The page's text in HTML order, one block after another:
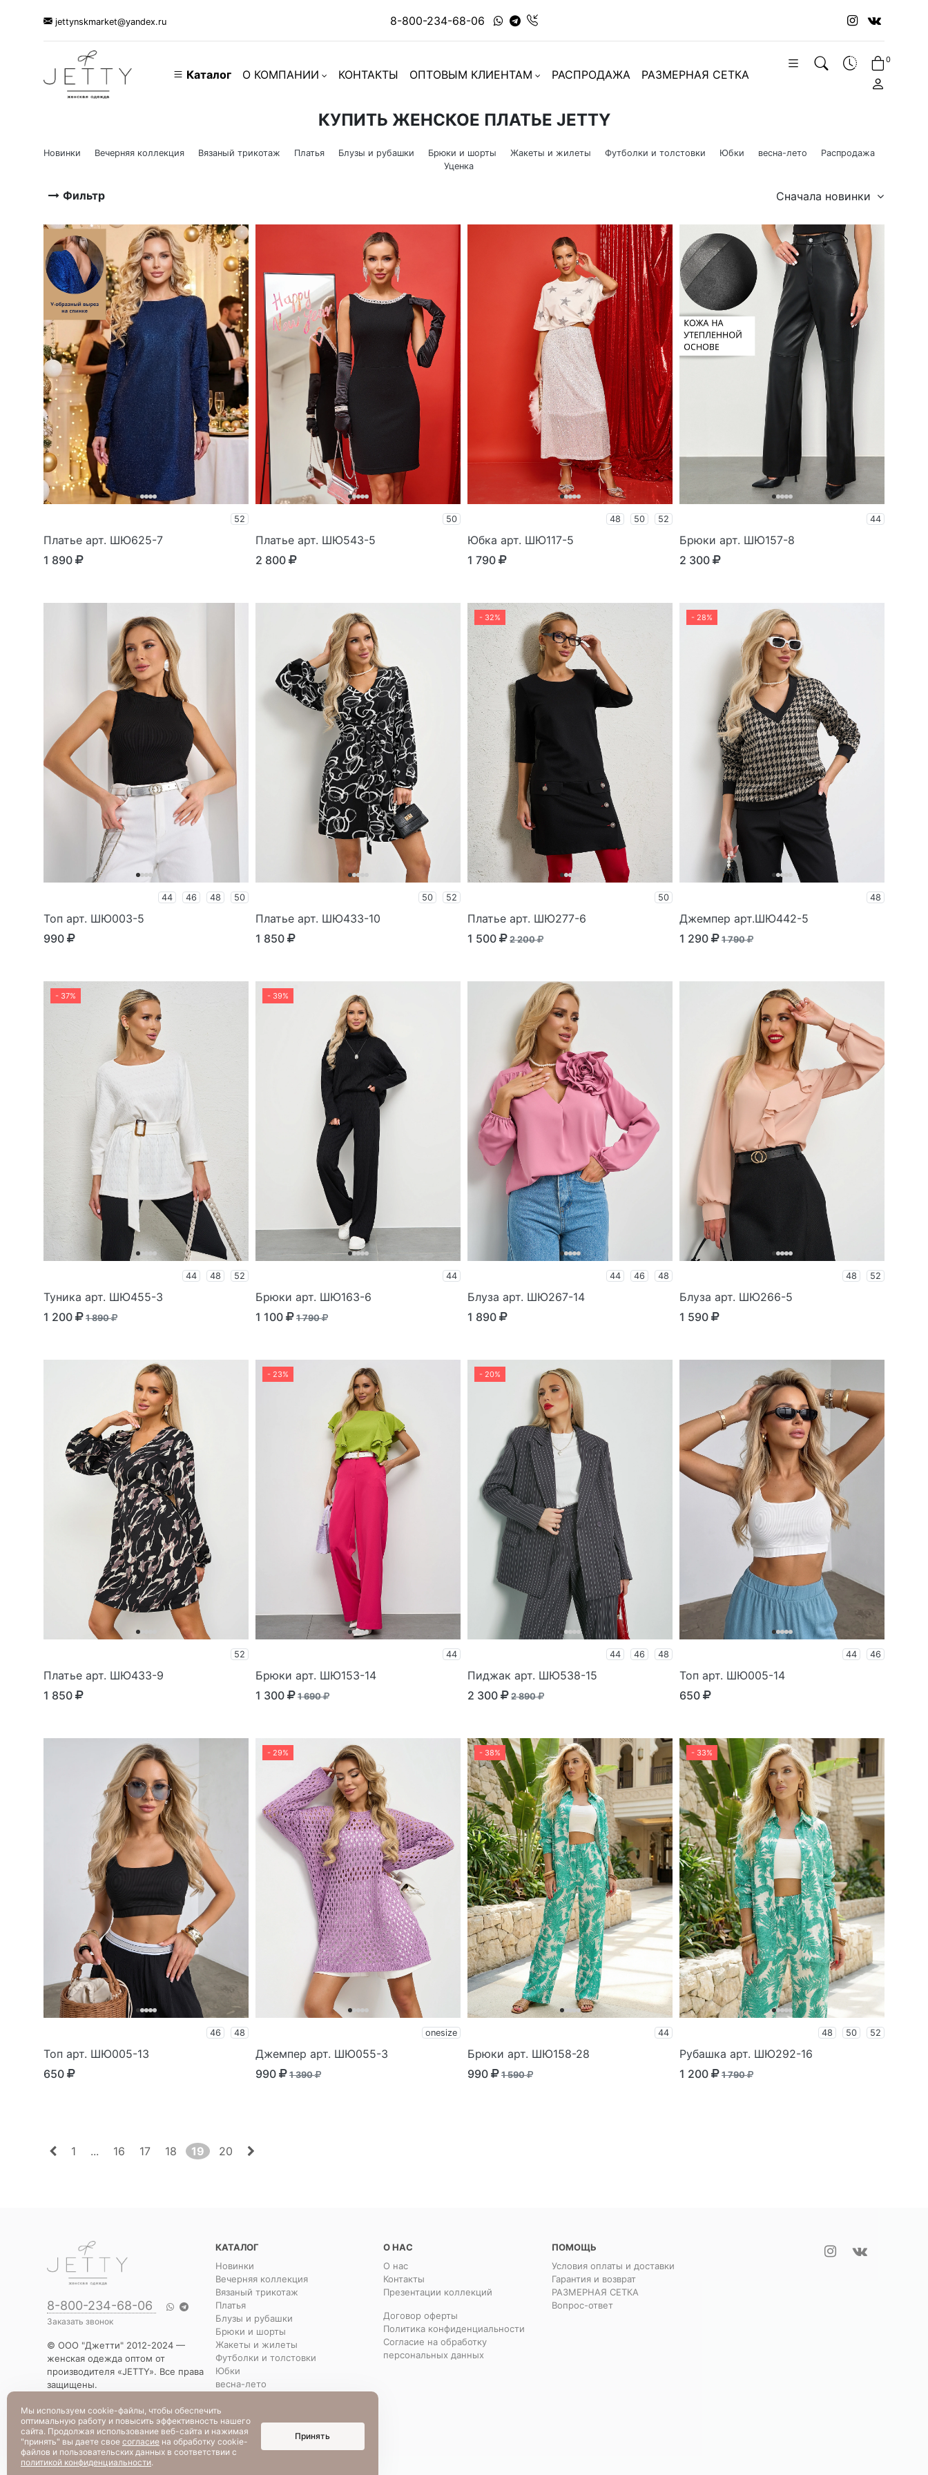
jettynskmarket@yandex.ru 8-800-234-68-06
Каталог О КОМПАНИИ КОНТАКТЫ ОПТОВЫМ КЛИЕНТАМ РАСПРОДАЖА РАЗМЕРНАЯ СЕТКА
0
КУПИТЬ ЖЕНСКОЕ ПЛАТЬЕ JETTY
Новинки Вечерняя коллекция Вязаный трикотаж Платья Блузы и рубашки Брюки и шорты Жакеты и жилеты Футболки и толстовки Юбки весна-лето
Распродажа
Уценка
Фильтр Сначала новинки
52
Платье арт. ШЮ625-7
1 890
50
Платье арт. ШЮ543-5
2 800
48 50 52
Юбка арт. ШЮ117-5
1 790
44
Брюки арт. ШЮ157-8
2 300
44 46 48 50
Топ арт. ШЮ003-5
990
50 52
Платье арт. ШЮ433-10
1 850
- 32%
50
Платье арт. ШЮ277-6
1 500
2 200
- 28%
48
Джемпер арт.ШЮ442-5
1 290
1 790
- 37%
44 48 52
Туника арт. ШЮ455-3
1 200
1 890
- 39%
44
Брюки арт. ШЮ163-6
1 100
1 790
44 46 48
Блуза арт. ШЮ267-14
1 890
48 52
Блуза арт. ШЮ266-5
1 590
52
Платье арт. ШЮ433-9
1 850
- 23%
44
Брюки арт. ШЮ153-14
1 300
1 690
- 20%
44 46 48
Пиджак арт. ШЮ538-15
2 300
2 890
44 46
Топ арт. ШЮ005-14
650
46 48
Топ арт. ШЮ005-13
650
- 29%
onesize
Джемпер арт. ШЮ055-3
990
1 390
- 38%
44
Брюки арт. ШЮ158-28
990
1 590
- 33%
48 50 52
Рубашка арт. ШЮ292-16
1 200
1 790
1 ... 16 17 18 19 20
8-800-234-68-06
Заказать звонок
© ООО "Джетти" 2012-2024 —
женская одежда оптом от
производителя «JETTY». Все права
защищены.
условия их приобретения
действительны по состоянию на
текущую дату.
КАТАЛОГ
Новинки
Вечерняя коллекция
Вязаный трикотаж
Платья
Блузы и рубашки
Брюки и шорты
Жакеты и жилеты
Футболки и толстовки
Юбки
весна-лето
Уценка
О НАС
О нас
Контакты
Презентации коллекций
Договор оферты
Политика конфиденциальности
Согласие на обработку
персональных данных
ПОМОЩЬ
Условия оплаты и доставки
Гарантия и возврат
РАЗМЕРНАЯ СЕТКА
Вопрос-ответ
Мы используем cookie-файлы, чтобы обеспечить
оптимальную работу и повысить эффективность нашего
сайта. Продолжая использование веб-сайта и нажимая
"принять" вы даете свое согласие на обработку cookie-
файлов и пользовательских данных в соответствии с
политикой конфиденциальности.
Принять